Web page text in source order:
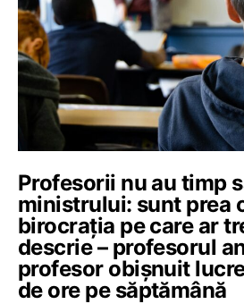
Profesorii nu au timp
ministrului: sunt prea
birocrația pe care ar
descrie – profesorul
profesor obișnuit
de ore pe săptămână